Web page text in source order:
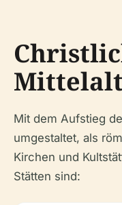
Mit dem Aufstieg
umgestaltet, als
Kirchen und
Stätten sind: